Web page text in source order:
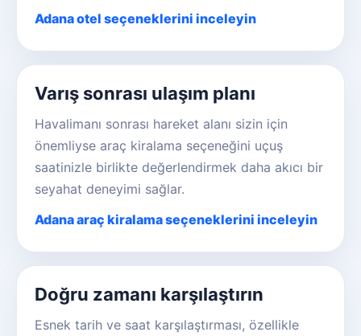
Adana otel seçeneklerini inceleyin
Varış sonrası ulaşım planı
Havalimanı sonrası hareket alanı sizin için
önemliyse araç kiralama seçeneğini uçuş
saatinizle birlikte değerlendirmek daha akıcı bir
seyahat deneyimi sağlar.
Adana araç kiralama seçeneklerini inceleyin
Doğru zamanı karşılaştırın
Esnek tarih ve saat karşılaştırması, özellikle